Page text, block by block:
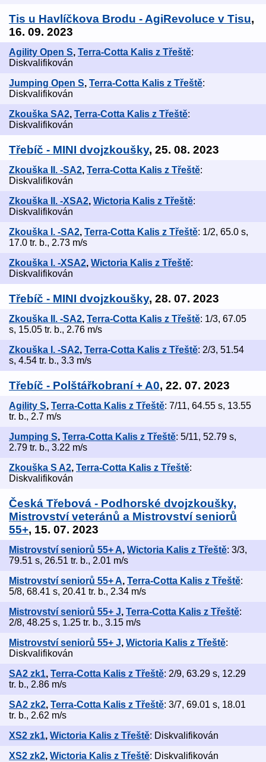
Tis u Havlíčkova Brodu - AgiRevoluce v Tisu,
16. 09. 2023
Agility Open S, Terra-Cotta Kalis z Třeště:
Diskvalifikován
Jumping Open S, Terra-Cotta Kalis z Třeště:
Diskvalifikován
Zkouška SA2, Terra-Cotta Kalis z Třeště:
Diskvalifikován
Třebíč - MINI dvojzkoušky, 25. 08. 2023
Zkouška II. -SA2, Terra-Cotta Kalis z Třeště:
Diskvalifikován
Zkouška II. -XSA2, Wictoria Kalis z Třeště:
Diskvalifikován
Zkouška I. -SA2, Terra-Cotta Kalis z Třeště: 1/2, 65.0 s,
17.0 tr. b., 2.73 m/s
Zkouška I. -XSA2, Wictoria Kalis z Třeště:
Diskvalifikován
Třebíč - MINI dvojzkoušky, 28. 07. 2023
Zkouška II. -SA2, Terra-Cotta Kalis z Třeště: 1/3, 67.05
s, 15.05 tr. b., 2.76 m/s
Zkouška I. -SA2, Terra-Cotta Kalis z Třeště: 2/3, 51.54
s, 4.54 tr. b., 3.3 m/s
Třebíč - Polštářkobraní + A0, 22. 07. 2023
Agility S, Terra-Cotta Kalis z Třeště: 7/11, 64.55 s, 13.55
tr. b., 2.7 m/s
Jumping S, Terra-Cotta Kalis z Třeště: 5/11, 52.79 s,
2.79 tr. b., 3.22 m/s
Zkouška S A2, Terra-Cotta Kalis z Třeště:
Diskvalifikován
Česká Třebová - Podhorské dvojzkoušky,
Mistrovství veteránů a Mistrovství seniorů
55+, 15. 07. 2023
Mistrovství seniorů 55+ A, Wictoria Kalis z Třeště: 3/3,
79.51 s, 26.51 tr. b., 2.01 m/s
Mistrovství seniorů 55+ A, Terra-Cotta Kalis z Třeště:
5/8, 68.41 s, 20.41 tr. b., 2.34 m/s
Mistrovství seniorů 55+ J, Terra-Cotta Kalis z Třeště:
2/8, 48.25 s, 1.25 tr. b., 3.15 m/s
Mistrovství seniorů 55+ J, Wictoria Kalis z Třeště:
Diskvalifikován
SA2 zk1, Terra-Cotta Kalis z Třeště: 2/9, 63.29 s, 12.29
tr. b., 2.86 m/s
SA2 zk2, Terra-Cotta Kalis z Třeště: 3/7, 69.01 s, 18.01
tr. b., 2.62 m/s
XS2 zk1, Wictoria Kalis z Třeště: Diskvalifikován
XS2 zk2, Wictoria Kalis z Třeště: Diskvalifikován